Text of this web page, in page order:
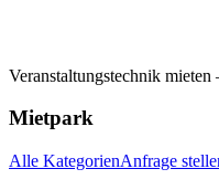
Veranstaltungstechnik
Mietpark
Alle KategorienAnfrage